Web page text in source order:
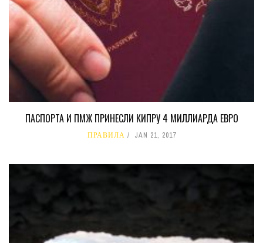
ПАСПОРТА И ПМЖ ПРИНЕСЛИ КИПРУ 4 МИЛЛИАРДА ЕВРО
ПРАВИЛА JAN 21, 2017